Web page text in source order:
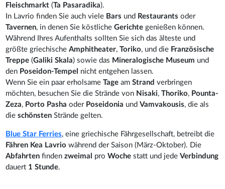
Fleischmarkt(Ta Pasaradika).
In Lavrio finden Sie auch viele Bars und Restaurantsoder
Tavernen, in denen Sie köstlicheGerichtegenießen können.
Während Ihres Aufenthalts sollten Sie sich das älteste und
größte griechischeAmphitheater,Toriko, und die Französische
Treppe (Galiki Skala) sowie das Mineralogische Museum und
den Poseidon-Tempel nicht entgehen lassen.
Wenn Sie ein paar erholsameTageamStrandverbringen
möchten, besuchen Sie die Strände von Nisaki,Thoriko, Pounta-
Zeza, Porto Pasha oder Poseidonia undVamvakousis, die als
dieschönstenStrände gelten.
Blue Star Ferries, eine griechische Fährgesellschaft, betreibt die
Fähren Kea Lavrio während der Saison (März-Oktober). Die
Abfahrtenfindenzweimal proWochestatt und jedeVerbindung
dauert 1 Stunde.